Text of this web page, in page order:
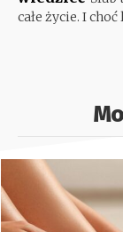
całe życie. I